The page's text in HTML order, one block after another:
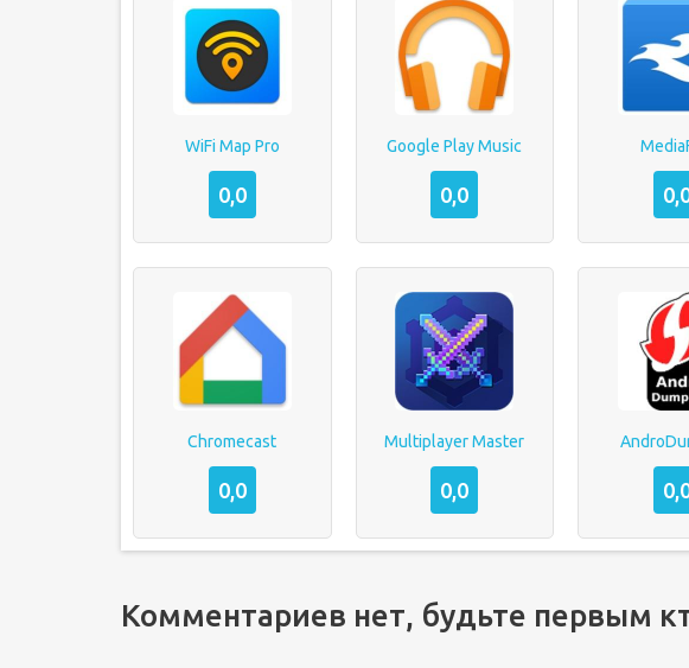
WiFi Map Pro
0,0
Google Play Music
0,0
Chromecast
0,0
Multiplayer Master
0,0
Комментариев нет, будьте первым